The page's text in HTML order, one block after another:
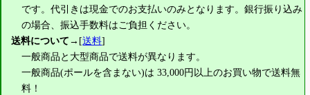
です。代引きは現金でのお支払いのみとなります。銀行振り込み
の場合、振込手数料はご負担ください。
送料について→[送料]
一般商品と大型商品で送料が異なります。
一般商品(ポールを含まない)は 33,000円以上のお買い物で送料無
料！